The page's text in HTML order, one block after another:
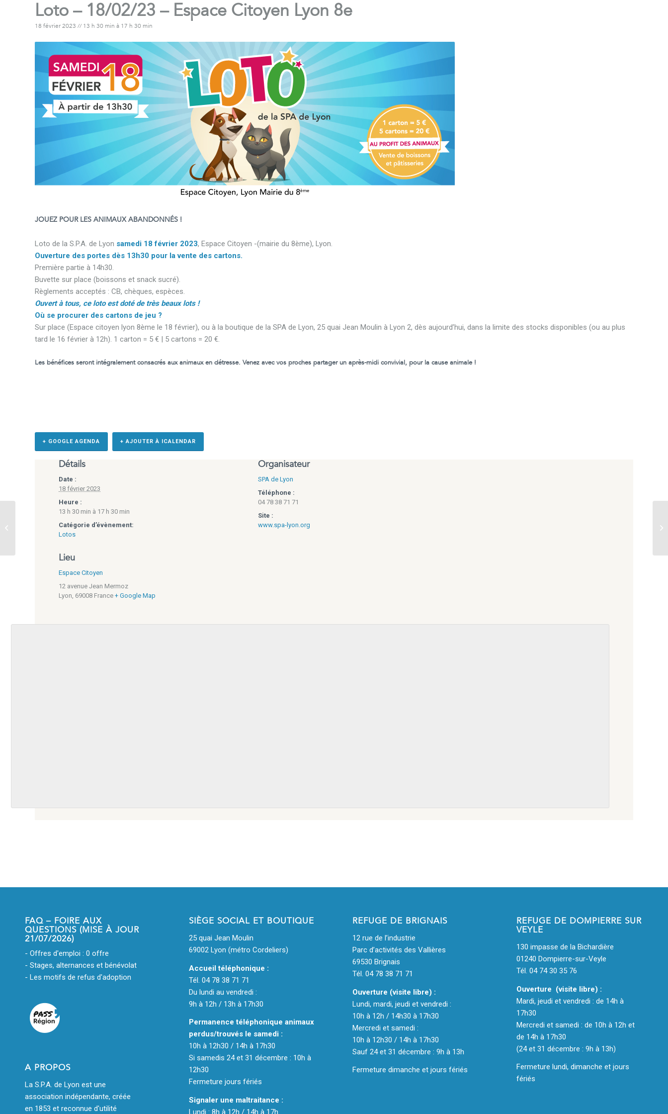
Loto – 18/02/23 – Espace Citoyen Lyon 8e
18 février 2023 // 13 h 30 min à 17 h 30 min
JOUEZ POUR LES ANIMAUX ABANDONNÉS !
Loto de la S.P.A. de Lyon samedi 18 février 2023, Espace Citoyen -(mairie du 8ème), Lyon.
Ouverture des portes dès 13h30 pour la vente des cartons.
Première partie à 14h30.
Buvette sur place (boissons et snack sucré).
Règlements acceptés : CB, chèques, espèces.
Ouvert à tous, ce loto est doté de très beaux lots !
Où se procurer des cartons de jeu ?
Sur place (Espace citoyen lyon 8ème le 18 février), ou à la boutique de la SPA de Lyon, 25 quai Jean Moulin à Lyon 2, dès aujourd’hui, dans la limite des stocks disponibles (ou au plus
tard le 16 février à 12h). 1 carton = 5 € | 5 cartons = 20 €.
Les bénéfices seront intégralement consacrés aux animaux en détresse. Venez avec vos proches partager un après-midi convivial, pour la cause animale !
+ GOOGLE AGENDA + AJOUTER À ICALENDAR
Détails
Date :
18 février 2023
Heure :
13 h 30 min à 17 h 30 min
Catégorie d’évènement:
Lotos
Organisateur
SPA de Lyon
Téléphone :
04 78 38 71 71
Site :
www.spa-lyon.org
Lieu
Espace Citoyen
12 avenue Jean Mermoz
Lyon, 69008 France + Google Map
FAQ – FOIRE AUX
QUESTIONS (MISE À JOUR
21/07/2026)
- Offres d'emploi : 0 offre
- Stages, alternances et bénévolat
- Les motifs de refus d'adoption
A PROPOS
La S.P.A. de Lyon est une
association indépendante, créée
en 1853 et reconnue d'utilité
SIÈGE SOCIAL ET BOUTIQUE
25 quai Jean Moulin
69002 Lyon (métro Cordeliers)
Accueil téléphonique :
Tél. 04 78 38 71 71
Du lundi au vendredi :
9h à 12h / 13h à 17h30
Permanence téléphonique animaux
perdus/trouvés le samedi :
10h à 12h30 / 14h à 17h30
Si samedis 24 et 31 décembre : 10h à
12h30
Fermeture jours fériés
Signaler une maltraitance :
Lundi : 8h à 12h / 14h à 17h
REFUGE DE BRIGNAIS
12 rue de l’industrie
Parc d’activités des Vallières
69530 Brignais
Tél. 04 78 38 71 71
Ouverture (visite libre) :
Lundi, mardi, jeudi et vendredi :
10h à 12h / 14h30 à 17h30
Mercredi et samedi :
10h à 12h30 / 14h à 17h30
Sauf 24 et 31 décembre : 9h à 13h
Fermeture dimanche et jours fériés
REFUGE DE DOMPIERRE SUR
VEYLE
130 impasse de la Bichardière
01240 Dompierre-sur-Veyle
Tél. 04 74 30 35 76
Ouverture (visite libre) :
Mardi, jeudi et vendredi : de 14h à
17h30
Mercredi et samedi : de 10h à 12h et
de 14h à 17h30
(24 et 31 décembre : 9h à 13h)
Fermeture lundi, dimanche et jours
fériés
01/02/23 – Refuge de